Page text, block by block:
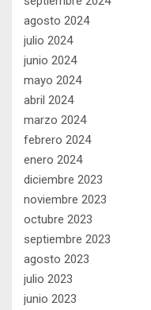
agosto 2024
julio 2024
junio 2024
mayo 2024
abril 2024
marzo 2024
febrero 2024
enero 2024
diciembre 2023
noviembre 2023
octubre 2023
septiembre 2023
agosto 2023
julio 2023
junio 2023